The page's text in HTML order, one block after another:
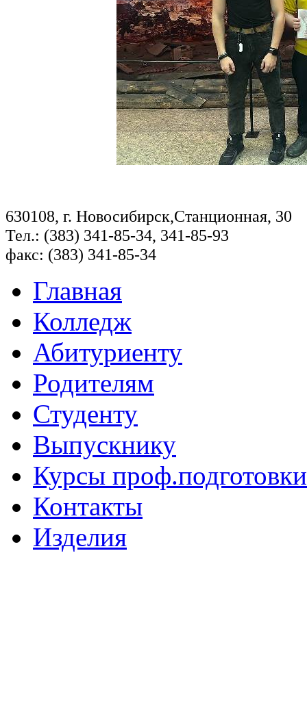
630108, г. Новосибирск,Станционная, 30
Тел.: (383) 341-85-34, 341-85-93
факс: (383) 341-85-34
Главная
Колледж
Абитуриенту
Родителям
Студенту
Выпускнику
Курсы проф.подготовки
Контакты
Изделия